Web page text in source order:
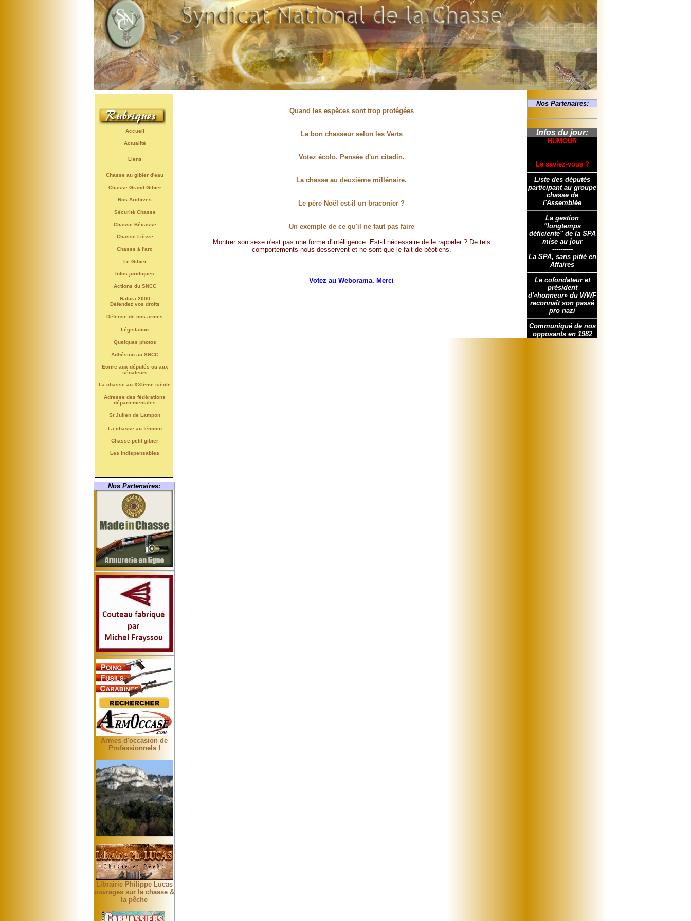
Accueil
Actualité
Liens
Chasse au gibier d'eau
Chasse Grand Gibier
Nos Archives
Sécurité Chasse
Chasse Bécasse
Chasse Lièvre
Chasse à l'arc
Le Gibier
Infos juridiques
Actions du SNCC
Natura 2000
Défendez vos droits
Défense de nos armes
Législation
Quelques photos
Adhésion au SNCC
Ecrire aux députés ou aux
sénateurs
La chasse au XXIème siècle
Adresse des fédérations
départementales
St Julien de Lampon
La chasse au féminin
Chasse petit gibier
Les Indispensables
Nos Partenaires:
Armes d'occasion de
Professionnels !
Librairie Philippe Lucas
ouvrages sur la chasse &
la pêche
Quand les espèces sont trop protégées
Le bon chasseur selon les Verts
Votez écolo. Pensée d'un citadin.
La chasse au deuxième millénaire.
Le père Noël est-il un braconier ?
Un exemple de ce qu'il ne faut pas faire
Montrer son sexe n'est pas une forme d'intélligence. Est-il nécessaire de le rappeler ? De tels
comportements nous desservent et ne sont que le fait de béotiens.
Votez au Weborama. Merci
Nos Partenaires:
Infos du jour:
HUMOUR
Le saviez-vous ?
Liste des députés
participant au groupe
chasse de
l'Assemblée
La gestion
"longtemps
déficiente" de la SPA
mise au jour
----------
La SPA, sans pitié en
Affaires
Le cofondateur et
président
d'«honneur» du WWF
reconnaît son passé
pro nazi
Communiqué de nos
opposants en 1982